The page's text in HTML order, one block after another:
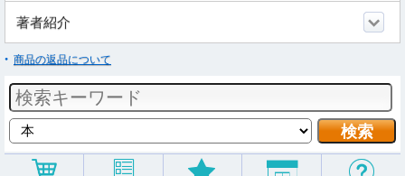
著者紹介
商品の返品について